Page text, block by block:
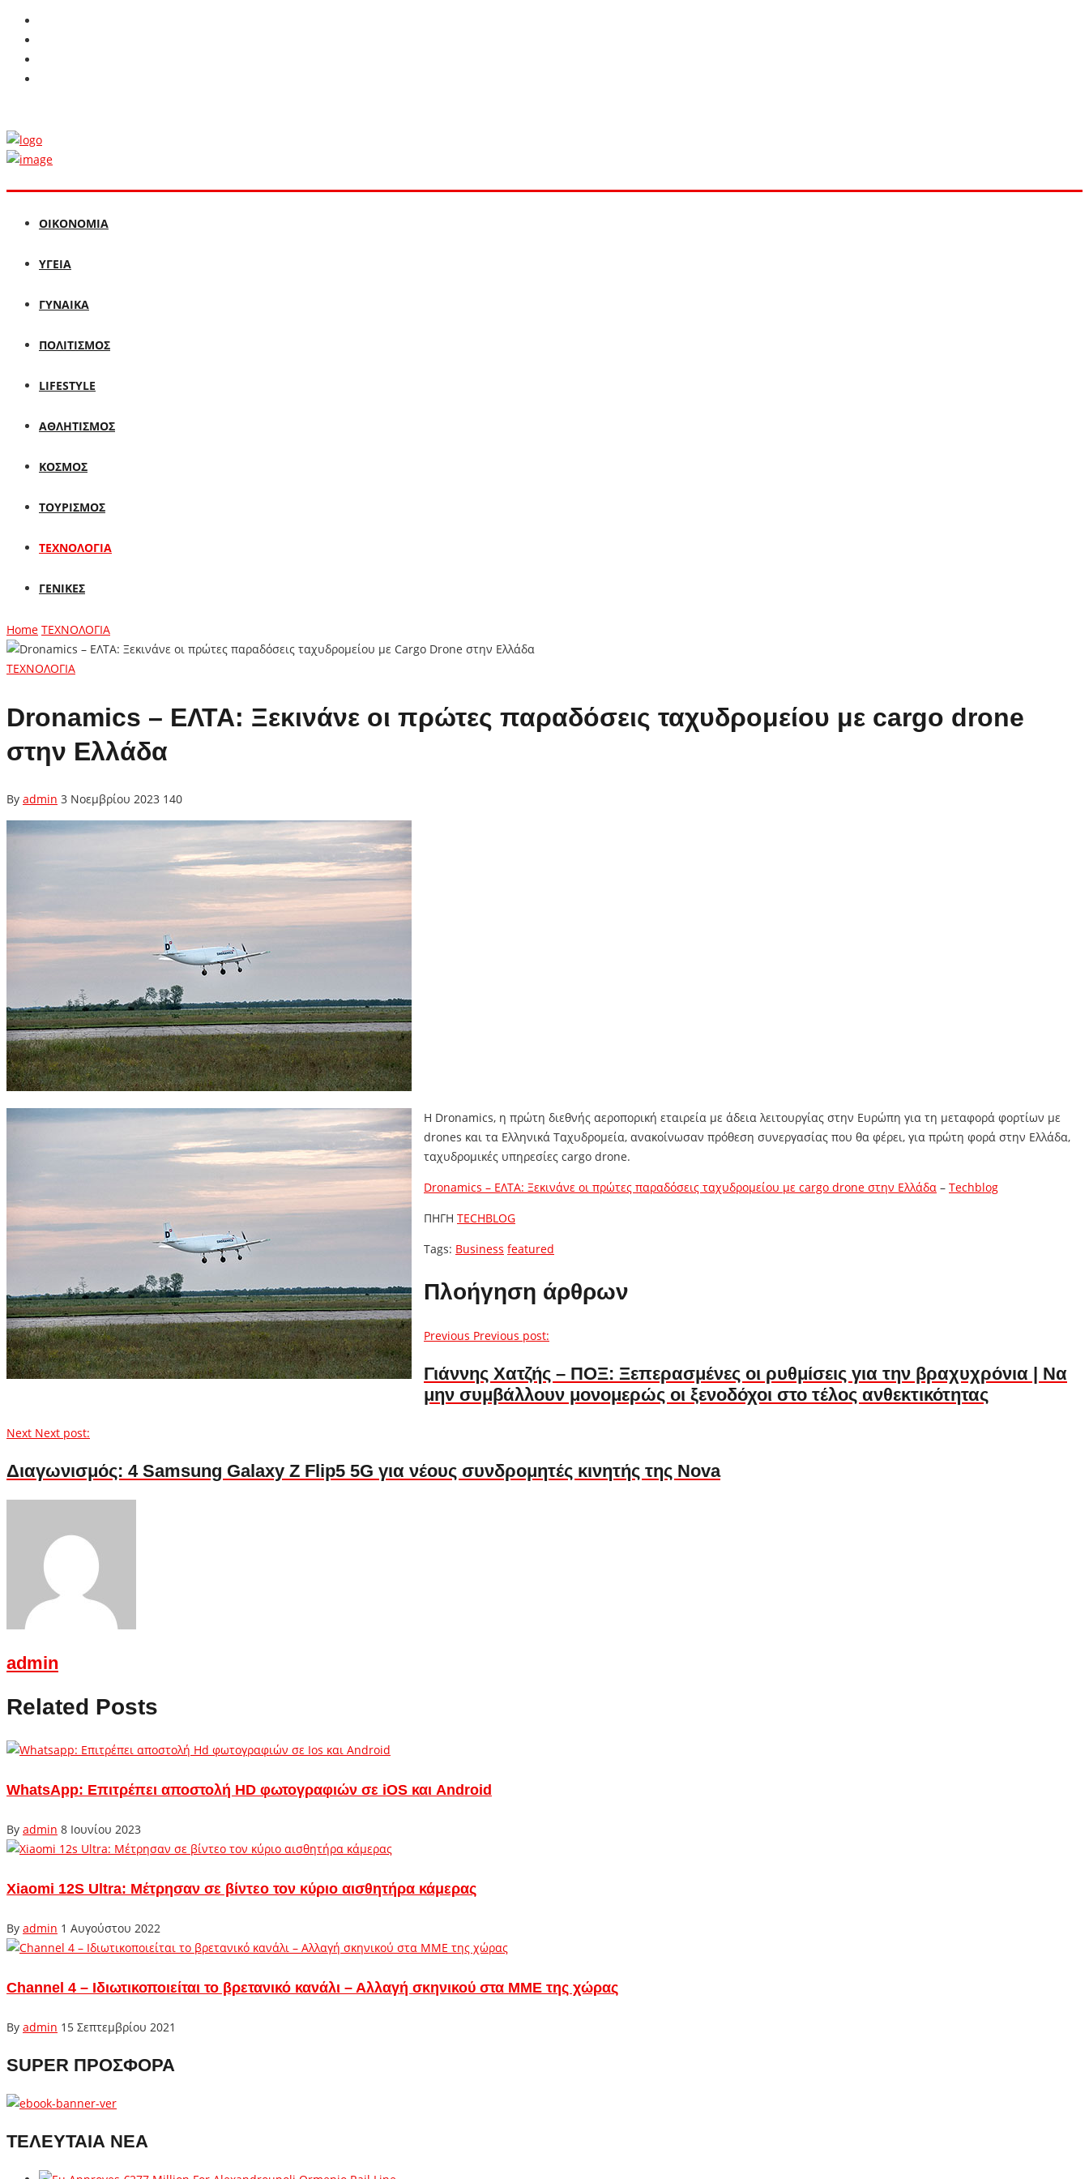
ΟΙΚΟΝΟΜΙΑ
ΥΓΕΙΑ
ΓΥΝΑΙΚΑ
ΠΟΛΙΤΙΣΜΟΣ
LIFESTYLE
ΑΘΛΗΤΙΣΜΟΣ
ΚΟΣΜΟΣ
ΤΟΥΡΙΣΜΟΣ
ΤΕΧΝΟΛΟΓΙΑ
ΓΕΝΙΚΕΣ
Home ΤΕΧΝΟΛΟΓΙΑ
ΤΕΧΝΟΛΟΓΙΑ
Dronamics – ΕΛΤΑ: Ξεκινάνε οι πρώτες παραδόσεις ταχυδρομείου με cargo drone
στην Ελλάδα
By admin 3 Νοεμβρίου 2023 140
Η Dronamics, η πρώτη διεθνής αεροπορική εταιρεία με άδεια λειτουργίας στην Ευρώπη για τη μεταφορά φορτίων με
drones και τα Ελληνικά Ταχυδρομεία, ανακοίνωσαν πρόθεση συνεργασίας που θα φέρει, για πρώτη φορά στην Ελλάδα,
ταχυδρομικές υπηρεσίες cargo drone.
Dronamics – ΕΛΤΑ: Ξεκινάνε οι πρώτες παραδόσεις ταχυδρομείου με cargo drone στην Ελλάδα – Techblog
ΠΗΓΗ TECHBLOG
Tags: Business featured
Πλοήγηση άρθρων
Previous Previous post:
Γιάννης Χατζής – ΠΟΞ: Ξεπερασμένες οι ρυθμίσεις για την βραχυχρόνια | Να
μην συμβάλλουν μονομερώς οι ξενοδόχοι στο τέλος ανθεκτικότητας
Next Next post:
Διαγωνισμός: 4 Samsung Galaxy Z Flip5 5G για νέους συνδρομητές κινητής της Nova
admin
Related Posts
WhatsApp: Επιτρέπει αποστολή HD φωτογραφιών σε iOS και Android
By admin 8 Ιουνίου 2023
Xiaomi 12S Ultra: Μέτρησαν σε βίντεο τον κύριο αισθητήρα κάμερας
By admin 1 Αυγούστου 2022
Channel 4 – Ιδιωτικοποιείται το βρετανικό κανάλι – Αλλαγή σκηνικού στα ΜΜΕ της χώρας
By admin 15 Σεπτεμβρίου 2021
SUPER ΠΡΟΣΦΟΡΑ
ΤΕΛΕΥΤΑΙΑ ΝΕΑ